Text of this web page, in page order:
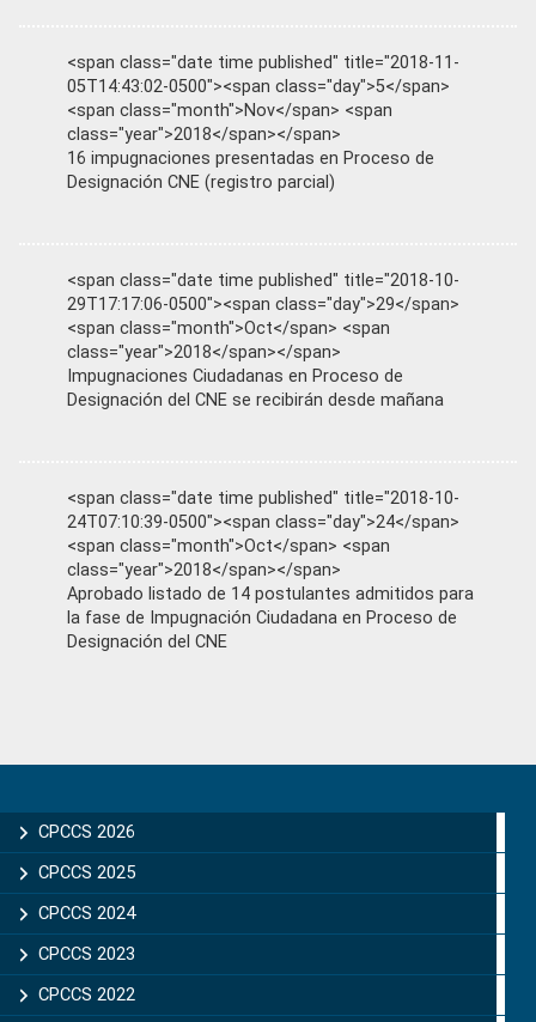
<span class="date time published" title="2018-11-
05T14:43:02-0500"><span class="day">5</span>
<span class="month">Nov</span> <span
class="year">2018</span></span>
16 impugnaciones presentadas en Proceso de
Designación CNE (registro parcial)
<span class="date time published" title="2018-10-
29T17:17:06-0500"><span class="day">29</span>
<span class="month">Oct</span> <span
class="year">2018</span></span>
Impugnaciones Ciudadanas en Proceso de
Designación del CNE se recibirán desde mañana
<span class="date time published" title="2018-10-
24T07:10:39-0500"><span class="day">24</span>
<span class="month">Oct</span> <span
class="year">2018</span></span>
Aprobado listado de 14 postulantes admitidos para
la fase de Impugnación Ciudadana en Proceso de
Designación del CNE
Sidebar
CPCCS 2026
CPCCS 2025
CPCCS 2024
CPCCS 2023
CPCCS 2022